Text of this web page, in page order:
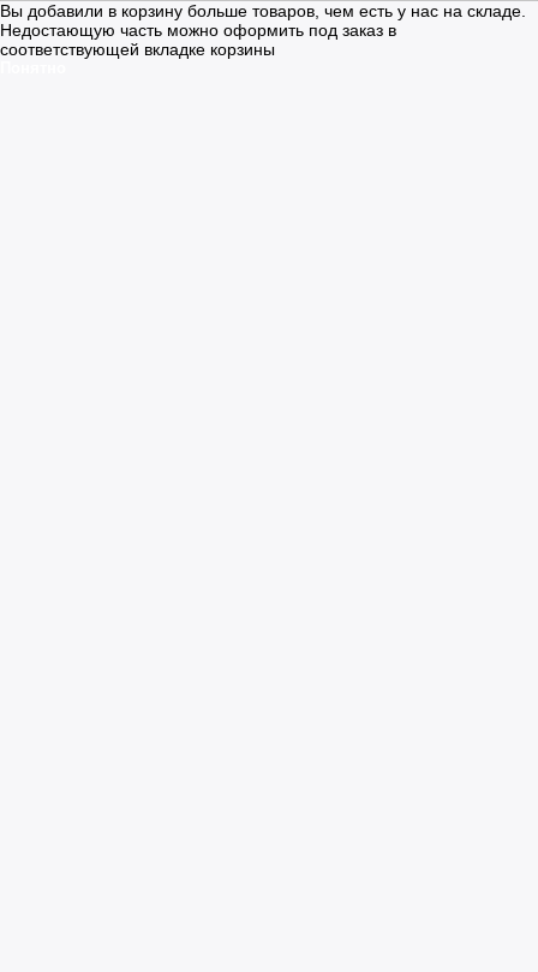
Вы добавили в корзину больше товаров, чем есть у нас на складе.
Недостающую часть можно оформить под заказ в
соответствующей вкладке корзины